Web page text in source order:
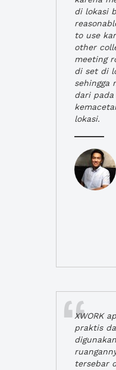
di lokasi
to use
other
meeting
di set di
sehingga
dari pada
lokasi.
XWORK
praktis
tersebar